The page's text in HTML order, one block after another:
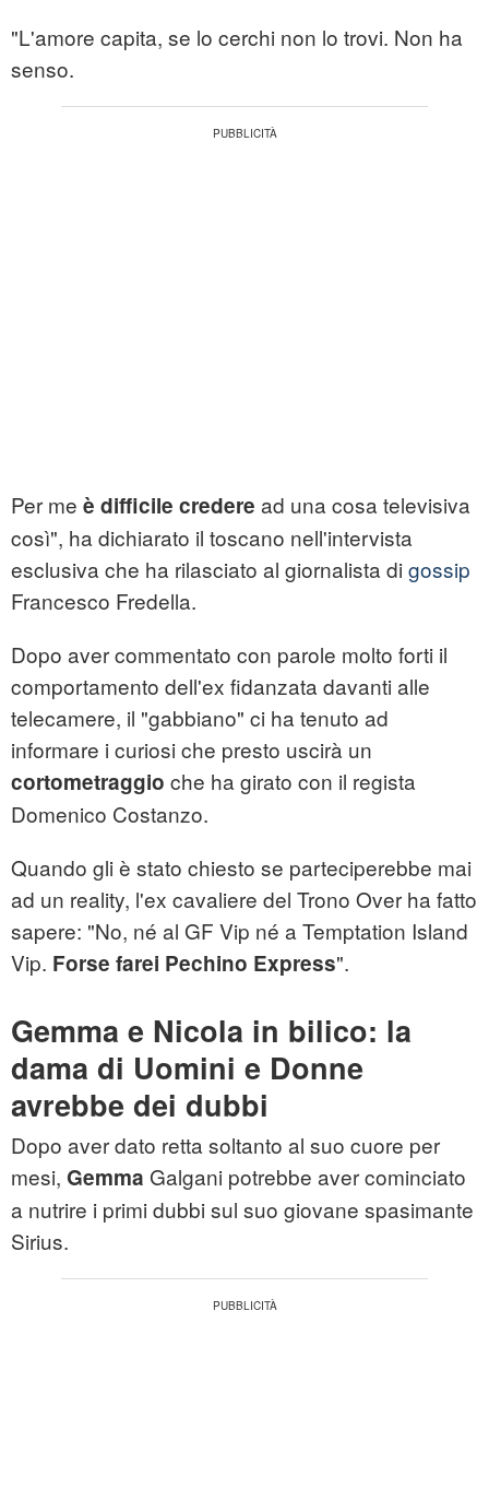
"L'amore capita, se lo cerchi non lo trovi. Non ha
senso.
Per me è difficile credere ad una cosa televisiva
così", ha dichiarato il toscano nell'intervista
esclusiva che ha rilasciato al giornalista di gossip
Francesco Fredella.
Dopo aver commentato con parole molto forti il
comportamento dell'ex fidanzata davanti alle
telecamere, il "gabbiano" ci ha tenuto ad
informare i curiosi che presto uscirà un
cortometraggio che ha girato con il regista
Domenico Costanzo.
Quando gli è stato chiesto se parteciperebbe mai
ad un reality, l'ex cavaliere del Trono Over ha fatto
sapere: "No, né al GF Vip né a Temptation Island
Vip. Forse farei Pechino Express".
Gemma e Nicola in bilico: la
dama di Uomini e Donne
avrebbe dei dubbi
Dopo aver dato retta soltanto al suo cuore per
mesi, Gemma Galgani potrebbe aver cominciato
a nutrire i primi dubbi sul suo giovane spasimante
Sirius.